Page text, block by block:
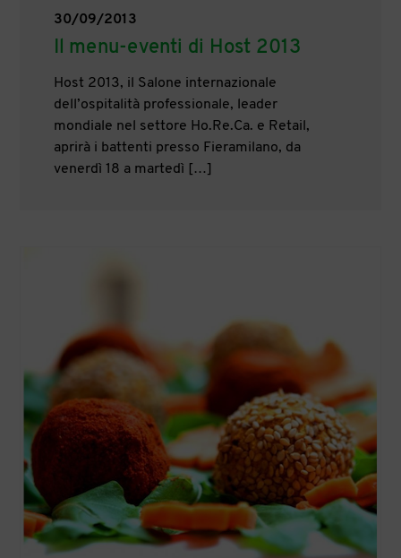
30/09/2013
Il menu-eventi di Host 2013
Host 2013, il Salone internazionale
dell’ospitalità professionale, leader
mondiale nel settore Ho.Re.Ca. e Retail,
aprirà i battenti presso Fieramilano, da
venerdì 18 a martedì […]